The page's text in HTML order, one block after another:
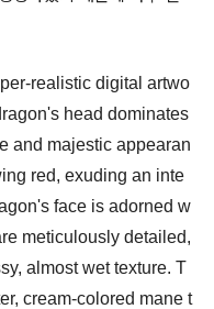
realistic digital artwo
head dominates
and majestic appearan
red, exuding an inte
face is adorned w
meticulously detailed,
almost wet texture. T
cream-colored mane t